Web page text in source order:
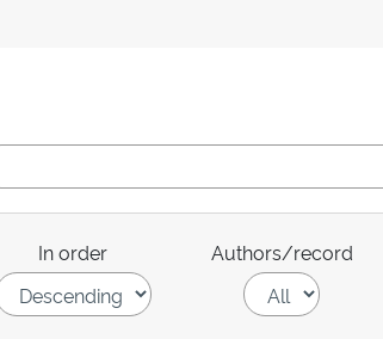
In order Authors/record